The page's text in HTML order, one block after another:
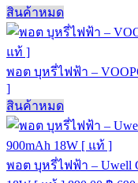
สินค้าหมด
พอต บุหรี่ไฟฟ้า –
]
สินค้าหมด
พอต บุหรี่ไฟฟ้า – Uwell